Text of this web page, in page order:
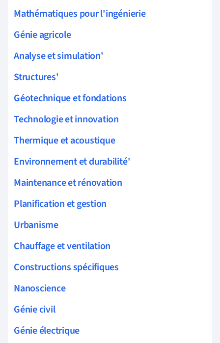
Mathématiques pour l'ingénierie
Génie agricole
Analyse et simulation'
Structures'
Géotechnique et fondations
Technologie et innovation
Thermique et acoustique
Environnement et durabilité'
Maintenance et rénovation
Planification et gestion
Urbanisme
Chauffage et ventilation
Constructions spécifiques
Nanoscience
Génie civil
Génie électrique